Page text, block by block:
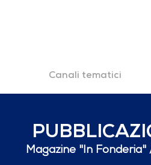
Canali tematici
Magazine "In Fonderia"